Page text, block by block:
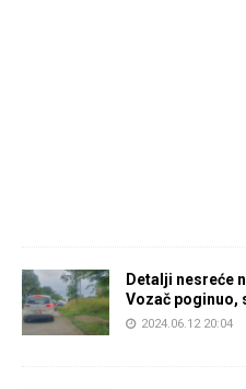
Detalji nesreće
Vozač poginuo,
2024.06.12 20:04